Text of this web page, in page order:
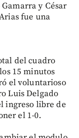
y César
fue una
del cuadro
15 minutos
el voluntarioso
Luis Delgado
ingreso libre de
el 1-0.